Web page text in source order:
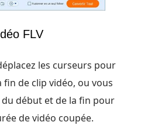
FLV
les curseurs pour
de clip vidéo, ou vous
début et de la fin pour
de vidéo coupée.